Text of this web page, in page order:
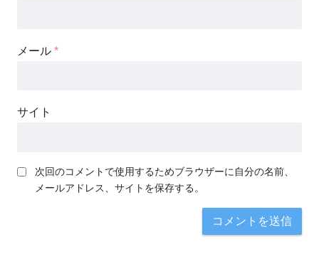
メール *
サイト
次回のコメントで使用するためブラウザーに自分の名前、
メールアドレス、サイトを保存する。